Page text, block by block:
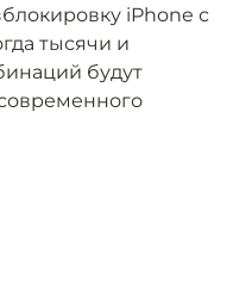
iPhone с
тысячи и
будут